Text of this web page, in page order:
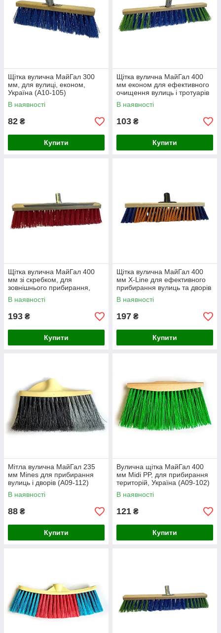
Щітка вулична МайГал 300
мм, для вулиці, економ,
Україна (А10-105)
В наявності
82 ₴
Купити
Щітка вулична МайГал 400
мм економ для ефективного
очищення вулиць і тротуарів
(А10-205)
В наявності
103 ₴
Купити
Щітка вулична МайГал 400
мм зі скребком, для
зовнішнього прибирання,
Україна (А10-232)
В наявності
193 ₴
Купити
Щітка вулична МайГал 400
мм X-Line для ефективного
прибирання вулиць та дворів
(А10-242)
В наявності
197 ₴
Купити
Мітла вулична МайГал 235
мм Mines для прибирання
вулиць і дворів (А09-112)
В наявності
88 ₴
Купити
Вулична щітка МайГал 400
мм Midi PP, для прибирання
територій, Україна (А09-102)
В наявності
121 ₴
Купити